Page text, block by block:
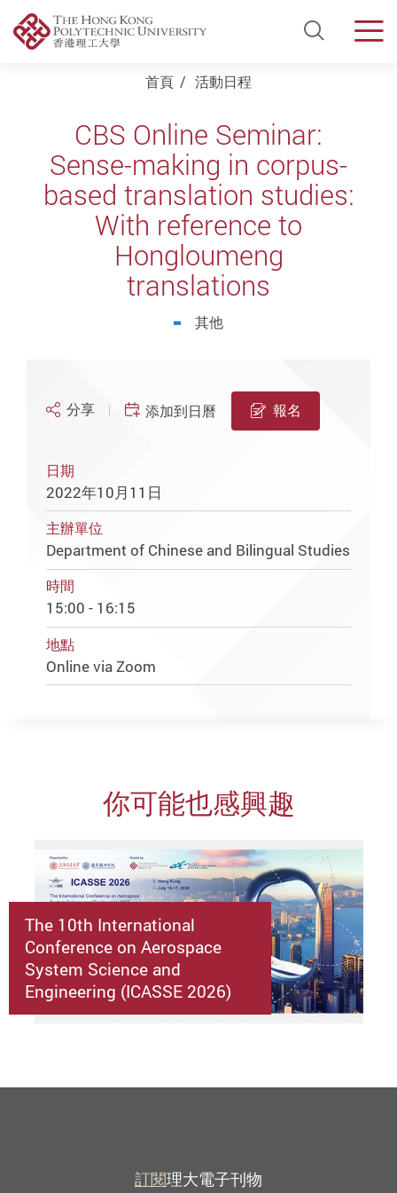
Open
首頁 活動日程
CBS Online Seminar:
Sense-making in corpus-
based translation studies:
With reference to
Hongloumeng
translations
其他
分享 添加到日曆 報名
日期
2022年10月11日
主辦單位
Department of Chinese and Bilingual Studies
時間
15:00 - 16:15
地點
Online via Zoom
你可能也感興趣
The 10th International
Conference on Aerospace
System Science and
Engineering (ICASSE 2026)
訂閱理大電子刊物